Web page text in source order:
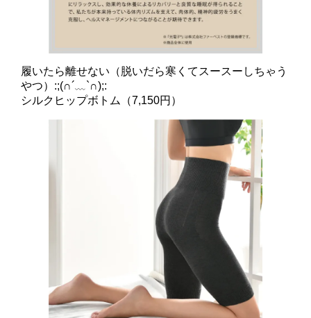
履いたら離せない（脱いだら寒くてスースーしちゃう
やつ）:;(∩´﹏`∩);:
シルクヒップボトム（7,150円）